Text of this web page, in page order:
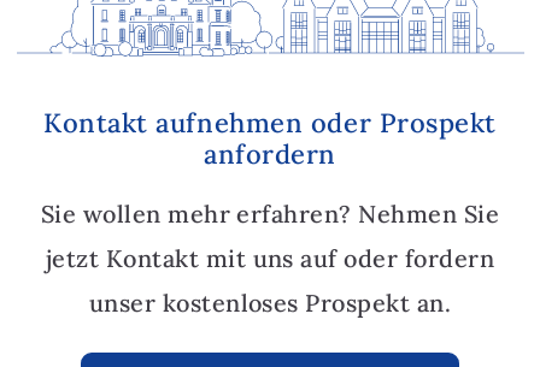
Kontakt aufnehmen oder Prospekt
anfordern
Sie wollen mehr erfahren? Nehmen Sie
jetzt Kontakt mit uns auf oder fordern
unser kostenloses Prospekt an.